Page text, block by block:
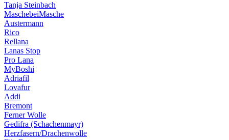
Tanja Steinbach
MaschebeiMasche
Austermann
Rico
Rellana
Lanas Stop
Pro Lana
MyBoshi
Adriafil
Lovafur
Addi
Bremont
Ferner Wolle
Gedifra (Schachenmayr)
Herzfasern/Drachenwolle